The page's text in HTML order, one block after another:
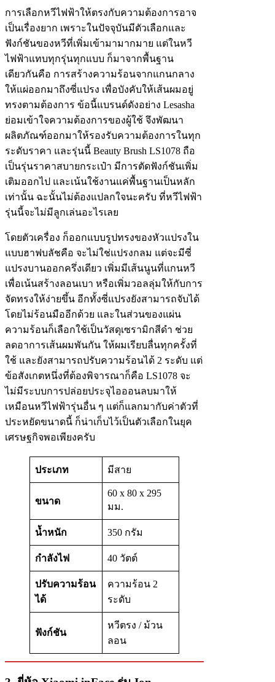
การเลือกหวีไฟฟ้าให้ตรงกับความต้องการอาจ
เป็นเรื่องยาก เพราะในปัจจุบันมีตัวเลือกและ
ฟังก์ชันของหวีที่เพิ่มเข้ามามากมาย แต่ในหวี
ไฟฟ้าแทบทุกรุ่นทุกแบบ ก็มาจากพื้นฐาน
เดียวกันคือ การสร้างความร้อนจากแกนกลาง
ให้แผ่ออกมาถึงซี่แปรง เพื่อบังคับให้เส้นผมอยู่
ทรงตามต้องการ ข้อนี้แบรนด์ดังอย่าง Lesasha
ย่อมเข้าใจความต้องการของผู้ใช้ จึงพัฒนา
ผลิตภัณฑ์ออกมาให้รองรับความต้องการในทุก
ระดับราคา และรุ่นนี้ Beauty Brush LS1078 ถือ
เป็นรุ่นราคาสบายกระเป๋า มีการตัดฟังก์ชันเพิ่ม
เติมออกไป และเน้นใช้งานแค่พื้นฐานเป็นหลัก
เท่านั้น ฉะนั้นไม่ต้องแปลกใจนะครับ ที่หวีไฟฟ้า
รุ่นนี้จะไม่มีลูกเล่นอะไรเลย
โดยตัวเครื่อง ก็ออกแบบรูปทรงของหัวแปรงใน
แบบฮาฟบลัชคือ จะไม่ใช่แปรงกลม แต่จะมีซี่
แปรงบานออกครึ่งเดียว เพิ่มมีเส้นนูนที่แกนหวี
เพื่อเน้นสร้างลอนเบา หรือเพิ่มวอลลุ่มให้กับการ
จัดทรงให้ง่ายขึ้น อีกทั้งซี่แปรงยังสามารถจับได้
โดยไม่ร้อนมืออีกด้วย และในส่วนของแผ่น
ความร้อนก็เลือกใช้เป็นวัสดุเซรามิกสีดำ ช่วย
ลดอาการเส้นผมพันกัน ให้ผมเรียบลื่นทุกครั้งที่
ใช้ และยังสามารถปรับความร้อนได้ 2 ระดับ แต่
ข้อสังเกตหนึ่งที่ต้องพิจารณาก็คือ LS1078 จะ
ไม่มีระบบการปล่อยประจุไอออนลบมาให้
เหมือนหวีไฟฟ้ารุ่นอื่น ๆ แต่ก็แลกมากับค่าตัวที่
ประหยัดขนาดนี้ ก็น่าเก็บไว้เป็นตัวเลือกในยุค
เศรษฐกิจพอเพียงครับ
ประเภท มีสาย
ขนาด
60 x 80 x 295
มม.
น้ำหนัก 350 กรัม
กำลังไฟ 40 วัตต์
ปรับความร้อน
ได้
ความร้อน 2
ระดับ
ฟังก์ชัน
หวีตรง / ม้วน
ลอน